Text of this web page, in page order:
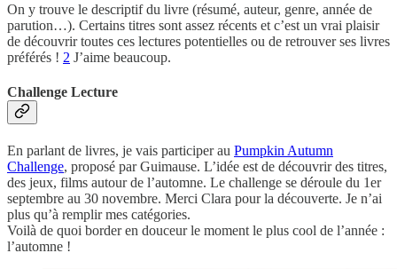
On y trouve le descriptif du livre (résumé, auteur, genre, année de
parution…). Certains titres sont assez récents et c’est un vrai plaisir
de découvrir toutes ces lectures potentielles ou de retrouver ses livres
préférés ! 2 J’aime beaucoup.
Challenge Lecture
En parlant de livres, je vais participer au Pumpkin Autumn
Challenge, proposé par Guimause. L’idée est de découvrir des titres,
des jeux, films autour de l’automne. Le challenge se déroule du 1er
septembre au 30 novembre. Merci Clara pour la découverte. Je n’ai
plus qu’à remplir mes catégories.
Voilà de quoi border en douceur le moment le plus cool de l’année :
l’automne !